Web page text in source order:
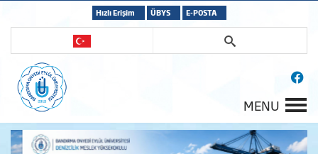
Hızlı Erişim ÜBYS E-POSTA
MENU